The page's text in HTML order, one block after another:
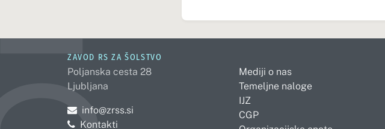
ZAVOD RS ZA ŠOLSTVO
Poljanska cesta 28
Ljubljana
Pošljite e-mail na
info@zrss.si
Kontakti
Mediji o nas
Temeljne naloge
IJZ
CGP